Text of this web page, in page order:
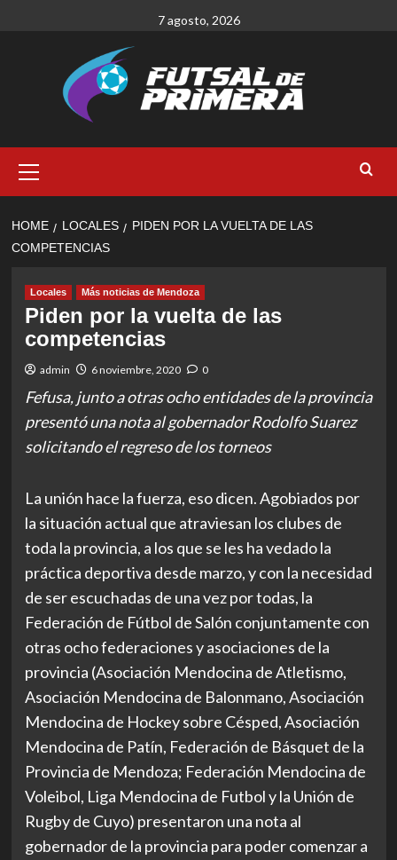
7 agosto, 2026
Menu
HOME LOCALES
PIDEN POR LA VUELTA DE LAS
COMPETENCIAS
Locales Más noticias de Mendoza
Piden por la vuelta de las
competencias
admin 6 noviembre, 2020 0
Fefusa, junto a otras ocho entidades de la provincia
presentó una nota al gobernador Rodolfo Suarez
solicitando el regreso de los torneos
La unión hace la fuerza, eso dicen. Agobiados por
la situación actual que atraviesan los clubes de
toda la provincia, a los que se les ha vedado la
práctica deportiva desde marzo, y con la necesidad
de ser escuchadas de una vez por todas, la
Federación de Fútbol de Salón conjuntamente con
otras ocho federaciones y asociaciones de la
provincia (Asociación Mendocina de Atletismo,
Asociación Mendocina de Balonmano, Asociación
Mendocina de Hockey sobre Césped, Asociación
Mendocina de Patín, Federación de Básquet de la
Provincia de Mendoza; Federación Mendocina de
Voleibol, Liga Mendocina de Futbol y la Unión de
Rugby de Cuyo) presentaron una nota al
gobernador de la provincia para poder comenzar a